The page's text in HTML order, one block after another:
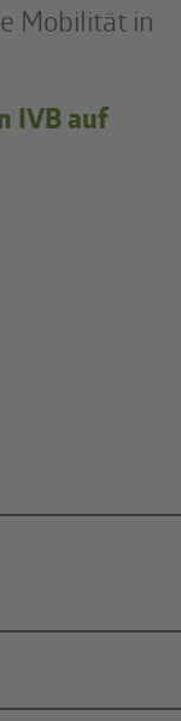
Mobilität in
IVB auf